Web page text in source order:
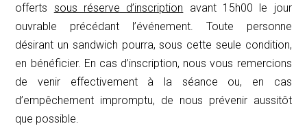
offerts sous réserve d’inscription avant 15h00 le jour
ouvrable précédant l’événement. Toute personne
désirant un sandwich pourra, sous cette seule condition,
en bénéficier. En cas d’inscription, nous vous remercions
de venir effectivement à la séance ou, en cas
d’empêchement impromptu, de nous prévenir aussitôt
que possible.